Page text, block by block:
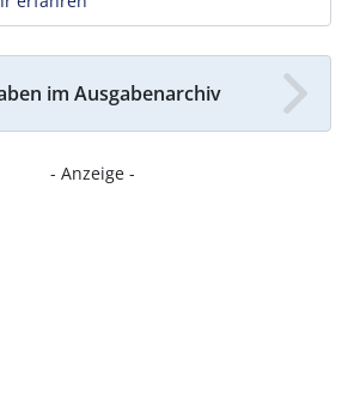
im Ausgabenarchiv
- Anzeige -